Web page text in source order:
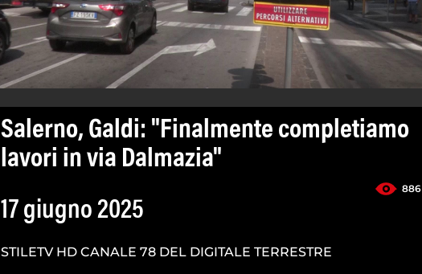
Salerno, Galdi: "Finalmente completiamo
lavori in via Dalmazia"
886
17 giugno 2025
STILETV HD CANALE 78 DEL DIGITALE TERRESTRE